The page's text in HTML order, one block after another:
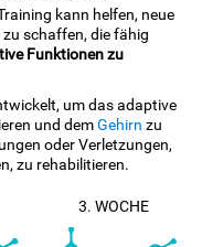
kann helfen, neue
schaffen, die fähig
Funktionen zu
um das adaptive
und demGehirn zu
oder Verletzungen,
zu rehabilitieren.
3. WOCHE